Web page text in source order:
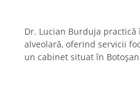
Dr. Lucian Burduja
alveolară, oferind servicii
un cabinet situat în